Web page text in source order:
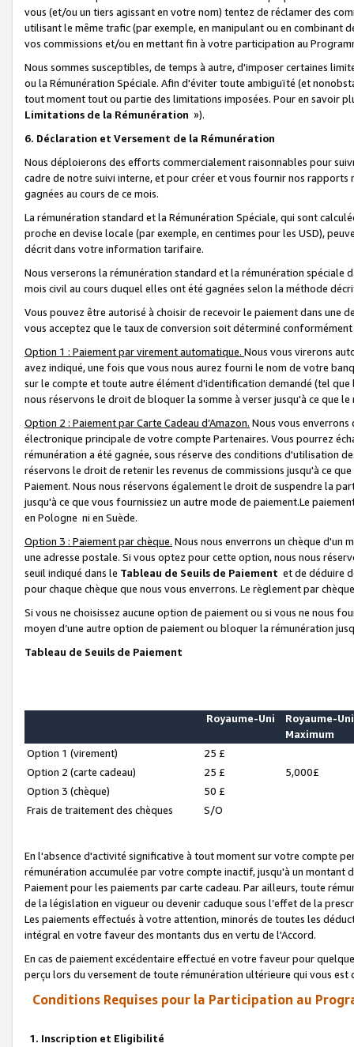
vous (et/ou un tiers agissant en votre nom) tentez de réclamer des
utilisant le même trafic (par exemple, en manipulant ou en combinant
vos commissions et/ou en mettant fin à votre participation au
Nous sommes susceptibles, de temps à autre, d'imposer certaines
ou la Rémunération Spéciale. Afin d'éviter toute ambiguïté (et
tout moment tout ou partie des limitations imposées. Pour en savoir
Limitations de la Rémunération »).
6. Déclaration et Versement de la Rémunération
Nous déploierons des efforts commercialement raisonnables pour
cadre de notre suivi interne, et pour créer et vous fournir nos
gagnées au cours de ce mois.
La rémunération standard et la Rémunération Spéciale, qui sont
proche en devise locale (par exemple, en centimes pour les USD),
décrit dans votre information tarifaire.
Nous verserons la rémunération standard et la rémunération spéciale
mois civil au cours duquel elles ont été gagnées selon la méthode
Vous pouvez être autorisé à choisir de recevoir le paiement dans une
vous acceptez que le taux de conversion soit déterminé
Option 1 : Paiement par virement automatique. Nous vous virerons
avez indiqué, une fois que vous nous aurez fourni le nom de votre
sur le compte et toute autre élément d'identification demandé (tel que
nous réservons le droit de bloquer la somme à verser jusqu'à ce que
Option 2 : Paiement par Carte Cadeau d’Amazon. Nous vous
électronique principale de votre compte Partenaires. Vous pourrez
rémunération a été gagnée, sous réserve des conditions d'utilisation
réservons le droit de retenir les revenus de commissions jusqu'à ce
Paiement. Nous nous réservons également le droit de suspendre la
jusqu'à ce que vous fournissiez un autre mode de paiement.Le
en Pologne ni en Suède.
Option 3 : Paiement par chèque. Nous nous enverrons un chèque d'un
une adresse postale. Si vous optez pour cette option, nous nous
seuil indiqué dans le Tableau de Seuils de Paiement et de déduire
pour chaque chèque que nous vous enverrons. Le règlement par
Si vous ne choisissez aucune option de paiement ou si vous ne nous
moyen d’une autre option de paiement ou bloquer la rémunération
Tableau de Seuils de Paiement
Royaume-Uni
Royaume-Uni
Maximum
Option 1 (virement)
25 £
Option 2 (carte cadeau)
25 £
5,000£
Option 3 (chèque)
50 £
Frais de traitement des chèques
S/O
En l'absence d'activité significative à tout moment sur votre compte
rémunération accumulée par votre compte inactif, jusqu'à un montant
Paiement pour les paiements par carte cadeau. Par ailleurs, toute
de la législation en vigueur ou devenir caduque sous l’effet de la
Les paiements effectués à votre attention, minorés de toutes les
intégral en votre faveur des montants dus en vertu de l'Accord.
En cas de paiement excédentaire effectué en votre faveur pour
perçu lors du versement de toute rémunération ultérieure qui vous est
Conditions Requises pour la Participation au
1. Inscription et Eligibilité